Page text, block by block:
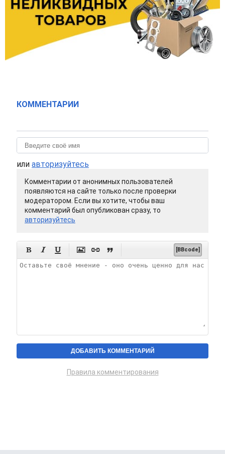
КОММЕНТАРИИ
или авторизуйтесь
Комментарии от анонимных пользователей
появляются на сайте только после проверки
модератором. Если вы хотите, чтобы ваш
комментарий был опубликован сразу, то
авторизуйтесь
      [BBcode]
Правила комментирования